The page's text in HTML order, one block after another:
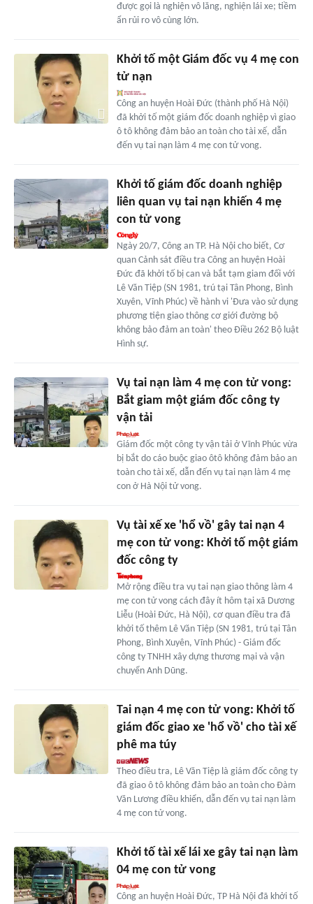
được gọi là nghiện vô lăng, nghiện lái xe; tiềm
ẩn rủi ro vô cùng lớn.
Khởi tố một Giám đốc vụ 4 mẹ con
tử nạn
Công an huyện Hoài Đức (thành phố Hà Nội)
đã khởi tố một giám đốc doanh nghiệp vì giao
ô tô không đảm bảo an toàn cho tài xế, dẫn
đến vụ tai nạn làm 4 mẹ con tử vong.
Khởi tố giám đốc doanh nghiệp
liên quan vụ tai nạn khiến 4 mẹ
con tử vong
Ngày 20/7, Công an TP. Hà Nội cho biết, Cơ
quan Cảnh sát điều tra Công an huyện Hoài
Đức đã khởi tố bị can và bắt tạm giam đối với
Lê Văn Tiệp (SN 1981, trú tại Tân Phong, Bình
Xuyên, Vĩnh Phúc) về hành vi 'Đưa vào sử dụng
phương tiện giao thông cơ giới đường bộ
không bảo đảm an toàn' theo Điều 262 Bộ luật
Hình sự.
Vụ tai nạn làm 4 mẹ con tử vong:
Bắt giam một giám đốc công ty
vận tải
Giám đốc một công ty vận tải ở Vĩnh Phúc vừa
bị bắt do cáo buộc giao ôtô không đảm bảo an
toàn cho tài xế, dẫn đến vụ tai nạn làm 4 mẹ
con ở Hà Nội tử vong.
Vụ tài xế xe 'hổ vồ' gây tai nạn 4
mẹ con tử vong: Khởi tố một giám
đốc công ty
Mở rộng điều tra vụ tai nạn giao thông làm 4
mẹ con tử vong cách đây ít hôm tại xã Dương
Liễu (Hoài Đức, Hà Nội), cơ quan điều tra đã
khởi tố thêm Lê Văn Tiệp (SN 1981, trú tại Tân
Phong, Bình Xuyên, Vĩnh Phúc) - Giám đốc
công ty TNHH xây dựng thương mại và vận
chuyển Anh Dũng.
Tai nạn 4 mẹ con tử vong: Khởi tố
giám đốc giao xe 'hổ vồ' cho tài xế
phê ma túy
Theo điều tra, Lê Văn Tiệp là giám đốc công ty
đã giao ô tô không đảm bảo an toàn cho Đàm
Văn Lương điều khiển, dẫn đến vụ tai nạn làm
4 mẹ con tử vong.
Khởi tố tài xế lái xe gây tai nạn làm
04 mẹ con tử vong
Công an huyện Hoài Đức, TP Hà Nội đã khởi tố